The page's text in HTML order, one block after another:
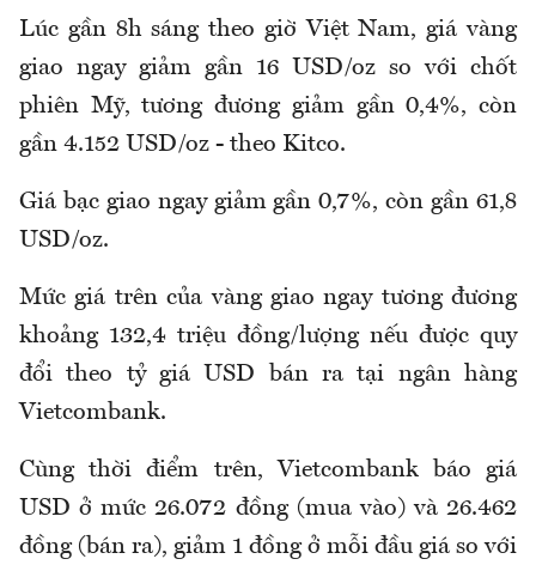
Lúc gần 8h sáng theo giờ Việt Nam, giá vàng
giao ngay giảm gần 16 USD/oz so với chốt
phiên Mỹ, tương đương giảm gần 0,4%, còn
gần 4.152 USD/oz - theo Kitco.
Giá bạc giao ngay giảm gần 0,7%, còn gần 61,8
USD/oz.
Mức giá trên của vàng giao ngay tương đương
khoảng 132,4 triệu đồng/lượng nếu được quy
đổi theo tỷ giá USD bán ra tại ngân hàng
Vietcombank.
Cùng thời điểm trên, Vietcombank báo giá
USD ở mức 26.072 đồng (mua vào) và 26.462
đồng (bán ra), giảm 1 đồng ở mỗi đầu giá so với